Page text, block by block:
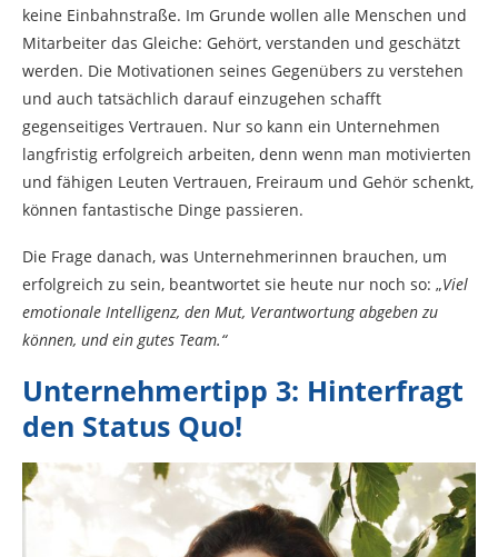
keine Einbahnstraße. Im Grunde wollen alle Menschen und
Mitarbeiter das Gleiche: Gehört, verstanden und geschätzt
werden. Die Motivationen seines Gegenübers zu verstehen
und auch tatsächlich darauf einzugehen schafft
gegenseitiges Vertrauen. Nur so kann ein Unternehmen
langfristig erfolgreich arbeiten, denn wenn man motivierten
und fähigen Leuten Vertrauen, Freiraum und Gehör schenkt,
können fantastische Dinge passieren.
Die Frage danach, was Unternehmerinnen brauchen, um
erfolgreich zu sein, beantwortet sie heute nur noch so: „Viel
emotionale Intelligenz, den Mut, Verantwortung abgeben zu
können, und ein gutes Team.“
Unternehmertipp 3: Hinterfragt
den Status Quo!